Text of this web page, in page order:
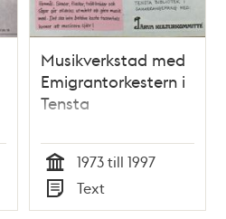
Musikverkstad med
Emigrantorkestern i
Tensta
Tid
1973 till 1997
Typ
Text